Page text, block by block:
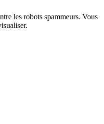
les robots spammeurs. Vous